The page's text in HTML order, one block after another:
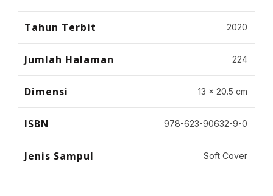
Tahun Terbit 2020
Jumlah Halaman 224
Dimensi 13 x 20.5 cm
ISBN 978-623-90632-9-0
Jenis Sampul Soft Cover